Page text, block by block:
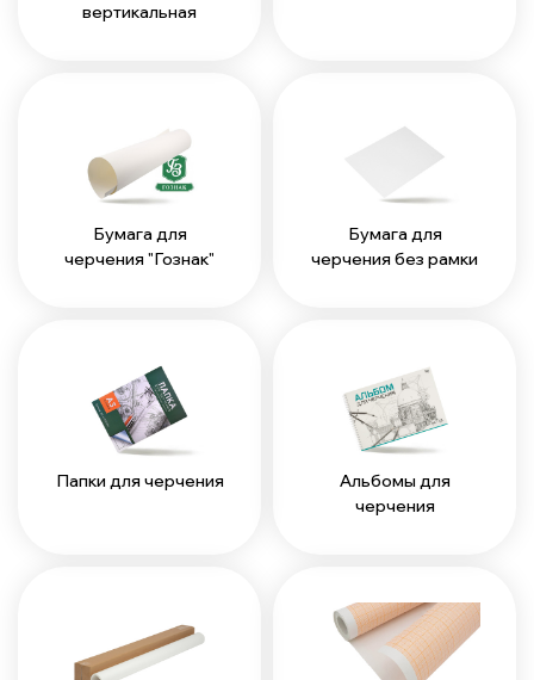
вертикальная
Бумага для
черчения "Гознак"
Бумага для
черчения без рамки
Папки для черчения
Альбомы для
черчения